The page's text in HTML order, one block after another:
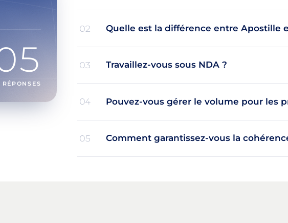
RÉPONSES
02 Quelle est la différence entre Apostille
03 Travaillez-vous sous NDA ?
04 Pouvez-vous gérer le volume pour les
05 Comment garantissez-vous la